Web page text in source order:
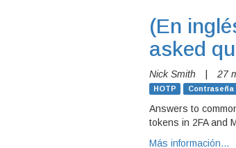
(En
asked
Nick Smith 27
HOTP Contraseña
Answers to
tokens in 2FA and
Más información…